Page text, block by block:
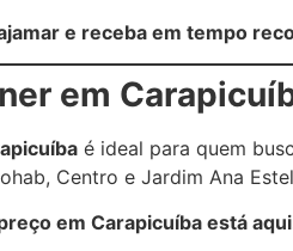
e receba em tempo
em
é ideal para quem
Centro e Jardim Ana
em Carapicuíba está